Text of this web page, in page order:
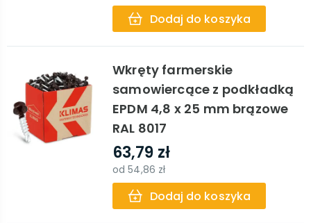
Dodaj do koszyka
Wkręty farmerskie
samowiercące z podkładką
EPDM 4,8 x 25 mm brązowe
RAL 8017
63,79 zł
od54,86 zł
Dodaj do koszyka